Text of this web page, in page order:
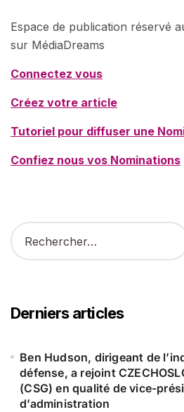
Espace de publication réservé
sur MédiaDreams
Connectez vous
Créez votre article
Tutoriel pour diffuser une
Confiez nous vos Nominations
R
e
r
c
e
Derniers articles
Ben Hudson, dirigeant de
défense, a rejoint
(CSG) en qualité de vice-
d’administration